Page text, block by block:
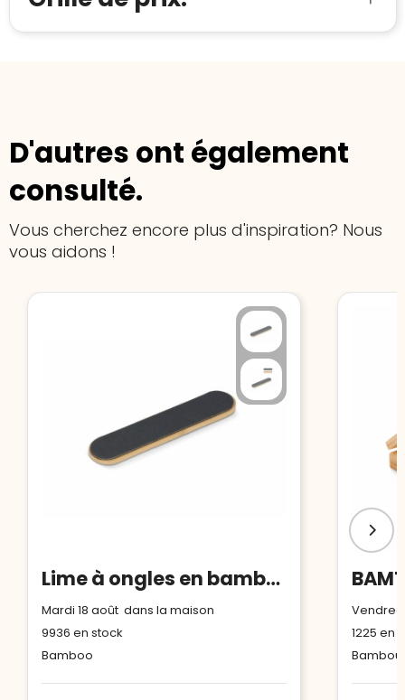
D'autres ont également
consulté.
Vous cherchez encore plus d'inspiration? Nous
vous aidons !
Lime à ongles en bambou
Mardi 18 août dans la maison
9936 en stock
Bamboo
1225 en
Bambou